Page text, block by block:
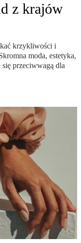
z krajów
krzykliwości i
moda, estetyka,
przeciwwagą dla